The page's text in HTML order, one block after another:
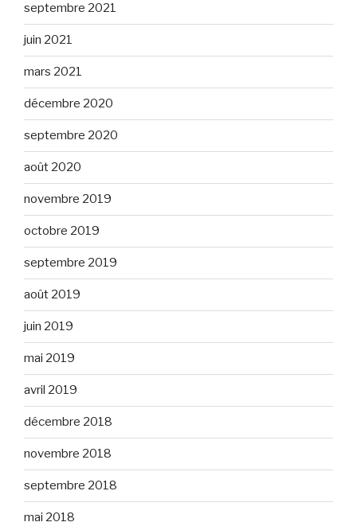
septembre 2021
juin 2021
mars 2021
décembre 2020
septembre 2020
août 2020
novembre 2019
octobre 2019
septembre 2019
août 2019
juin 2019
mai 2019
avril 2019
décembre 2018
novembre 2018
septembre 2018
mai 2018